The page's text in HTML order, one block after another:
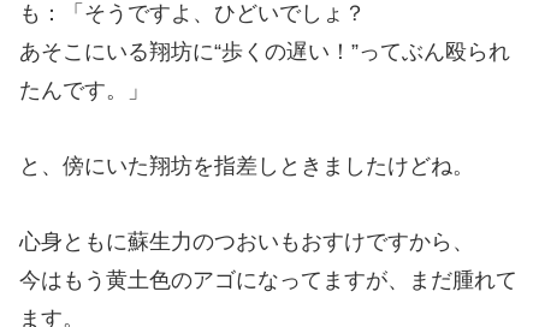
も：「そうですよ、ひどいでしょ？
あそこにいる翔坊に“歩くの遅い！”ってぶん殴られ
たんです。」
と、傍にいた翔坊を指差しときましたけどね。
心身ともに蘇生力のつおいもおすけですから、
今はもう黄土色のアゴになってますが、まだ腫れて
ます。